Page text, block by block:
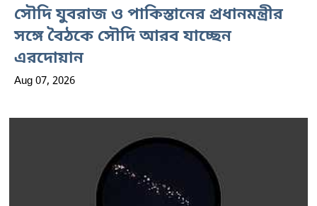
সৌদি যুবরাজ ও পাকিস্তানের প্রধানমন্ত্রীর
সঙ্গে বৈঠকে সৌদি আরব যাচ্ছেন
এরদোয়ান
Aug 07, 2026